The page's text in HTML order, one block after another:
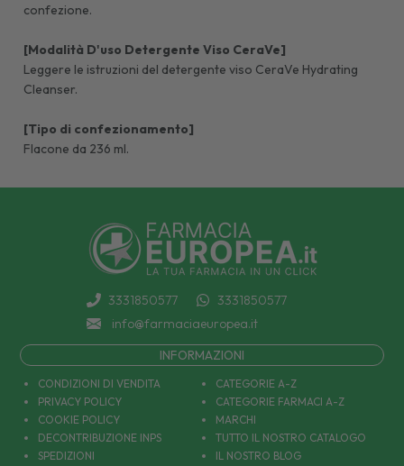
confezione.
[Modalità D'uso Detergente Viso CeraVe]
Leggere le istruzioni del detergente viso CeraVe Hydrating
Cleanser.
[Tipo di confezionamento]
Flacone da 236 ml.
3331850577
3331850577
info@farmaciaeuropea.it
INFORMAZIONI
CONDIZIONI DI VENDITA
PRIVACY POLICY
COOKIE POLICY
DECONTRIBUZIONE INPS
SPEDIZIONI
CATEGORIE A-Z
CATEGORIE FARMACI A-Z
MARCHI
TUTTO IL NOSTRO CATALOGO
IL NOSTRO BLOG